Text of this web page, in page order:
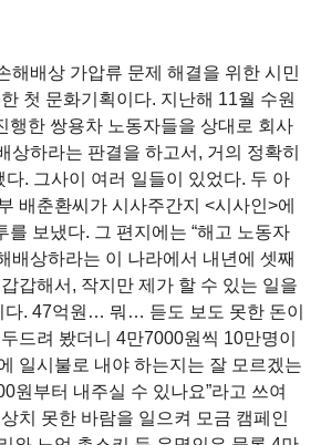
해배상 가압류 문제 해결을 위한 시민
한 첫 문화기획이다. 지난해 11월 수원
행한 쌍용차 노동자들을 상대로 회사
상하라는 판결을 하고서, 거의 정확히
다. 그사이 여러 일들이 있었다. 두 아
배춘환씨가 시사주간지 <시사인>에
를 보냈다. 그 편지에는 “해고 노동자
배상하라는 이 나라에서 내년에 셋째
갑해서, 작지만 제가 할 수 있는 일을
다. 47억원… 뭐… 듣도 보도 못한 돈이
드려 봤더니 4만7000원씩 10만명이
일시불로 내야 하는지는 잘 모르겠는
원부터 내주실 수 있나요”라고 쓰여
치 못한 바람을 일으켜 모금 캠페인